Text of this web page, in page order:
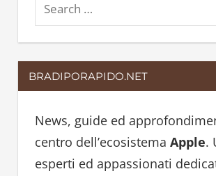
e
a
r
c
BRADIPORAPIDO.NET
News, guide ed
centro dell’ecosistema Apple.
esperti ed appassionati